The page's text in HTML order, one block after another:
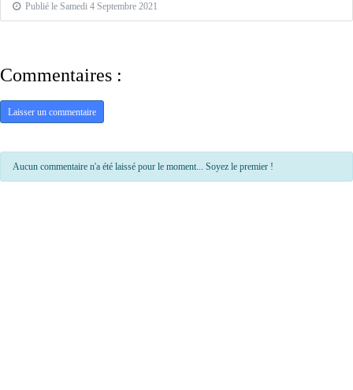
Publié le Samedi 4 Septembre 2021
Commentaires :
Laisser un commentaire
Aucun commentaire n'a été laissé pour le moment... Soyez le premier !